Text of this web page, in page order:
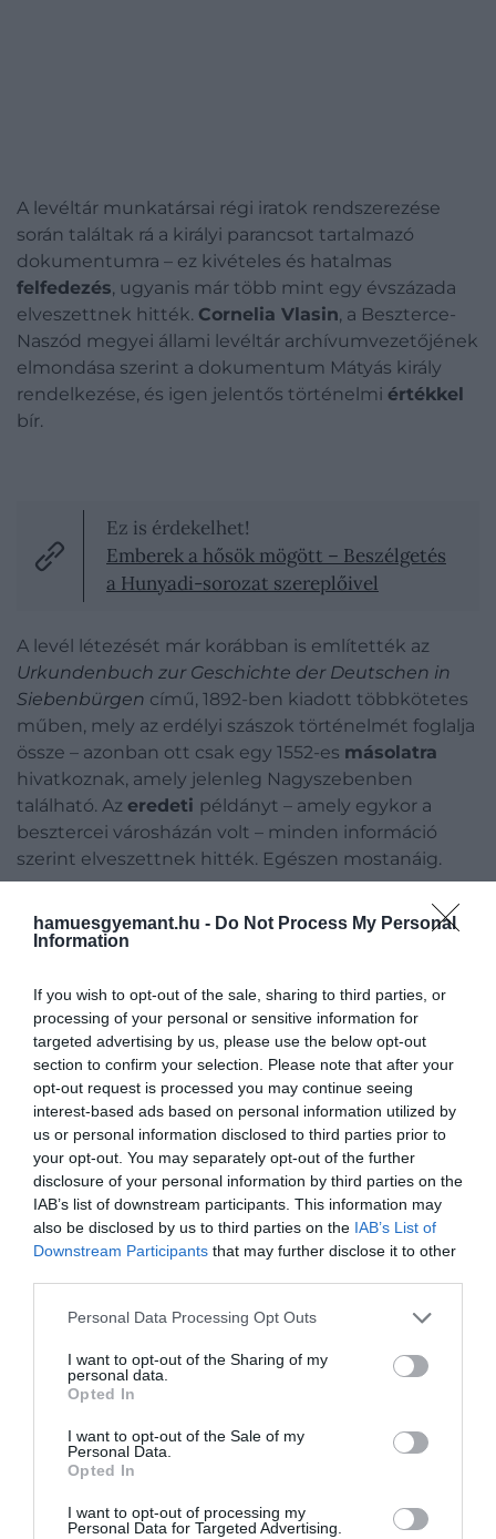
hamuesgyemant.hu - Do Not Process My Personal
Information
If you wish to opt-out of the sale, sharing to third parties, or
processing of your personal or sensitive information for
targeted advertising by us, please use the below opt-out
section to confirm your selection. Please note that after your
opt-out request is processed you may continue seeing
interest-based ads based on personal information utilized by
us or personal information disclosed to third parties prior to
your opt-out. You may separately opt-out of the further
disclosure of your personal information by third parties on the
IAB’s list of downstream participants. This information may
also be disclosed by us to third parties on the IAB’s List of
Downstream Participants that may further disclose it to other
Please note that this website/app uses one or more Google
not limited to your visit or usage behaviour. You may click to
grant or deny consent to Google and its third-party tags to
use your data for below specified purposes in below Google
consent section.
Personal Data Processing Opt Outs
I want to opt-out of the Sharing of my
personal data.
Opted In
I want to opt-out of the Sale of my
Personal Data.
Opted In
I want to opt-out of processing my
Personal Data for Targeted Advertising.
A levéltár munkatársai régi iratok rendszerezése
során találtak rá a királyi parancsot tartalmazó
dokumentumra – ez kivételes és hatalmas
felfedezés, ugyanis már több mint egy évszázada
elveszettnek hitték. Cornelia Vlasin, a Beszterce-
Naszód megyei állami levéltár archívumvezetőjének
elmondása szerint a dokumentum Mátyás király
rendelkezése, és igen jelentős történelmi értékkel
bír.
Ez is érdekelhet!
Emberek a hősök mögött – Beszélgetés
a Hunyadi-sorozat szereplőivel
A levél létezését már korábban is említették az
Urkundenbuch zur Geschichte der Deutschen in
Siebenbürgen című, 1892-ben kiadott többkötetes
műben, mely az erdélyi szászok történelmét foglalja
össze – azonban ott csak egy 1552-es másolatra
hivatkoznak, amely jelenleg Nagyszebenben
található. Az eredeti példányt – amely egykor a
besztercei városházán volt – minden információ
szerint elveszettnek hitték. Egészen mostanáig.
A vizsgálatok eredményei arra jutottak, hogy a
szerintMátyás királyarra utasítja az akkori erdélyi
vajdát, hogy tartsa tiszteletben az erdélyi szászok
szabadságjogait. Ahogy a Könyves Magazincikkeis
említi, a dokumentum sajnos nincs teljesen ép
állapotban, ugyanis a múltban ragasztószalaggal
próbálták megjavítani – ez helyenként károsította a
papírt, és apecsétis széttöredezett.
Arhivele Naționale Bistrița-Năsăud/Facebook